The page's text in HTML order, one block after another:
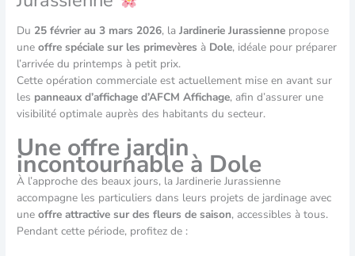
Du 25 février au 3 mars 2026, laJardinerie Jurassienne propose
uneoffre spéciale sur les primevères à Dole, idéale pour préparer
l’arrivée du printemps à petit prix.
Cette opération commerciale est actuellement mise en avant sur
les panneaux d’affichage d’AFCM Affichage, afin d’assurer une
visibilité optimale auprès des habitants du secteur.
Une offre jardin
incontournable à Dole
À l’approche des beaux jours, la Jardinerie Jurassienne
accompagne les particuliers dans leurs projets de jardinage avec
uneoffre attractive sur des fleurs de saison, accessibles à tous.
Pendant cette période, profitez de :